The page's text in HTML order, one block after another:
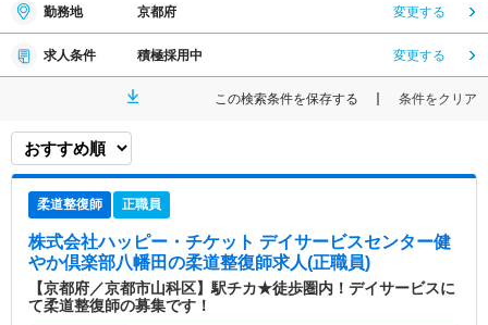
勤務地 京都府 変更する
求人条件 積極採用中 変更する
この検索条件を保存する 条件をクリア
柔道整復師 正職員
株式会社ハッピー・チケット デイサービスセンター健
やか倶楽部八幡田の柔道整復師求人(正職員)
【京都府／京都市山科区】駅チカ★徒歩圏内！デイサービスに
て柔道整復師の募集です！